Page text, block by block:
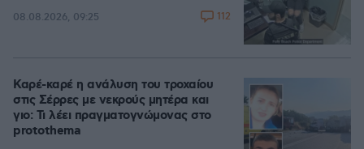
08.08.2026, 09:25 112
Καρέ-καρέ η ανάλυση του τροχαίου
στις Σέρρες με νεκρούς μητέρα και
γιο: Τι λέει πραγματογνώμονας στο
protothema